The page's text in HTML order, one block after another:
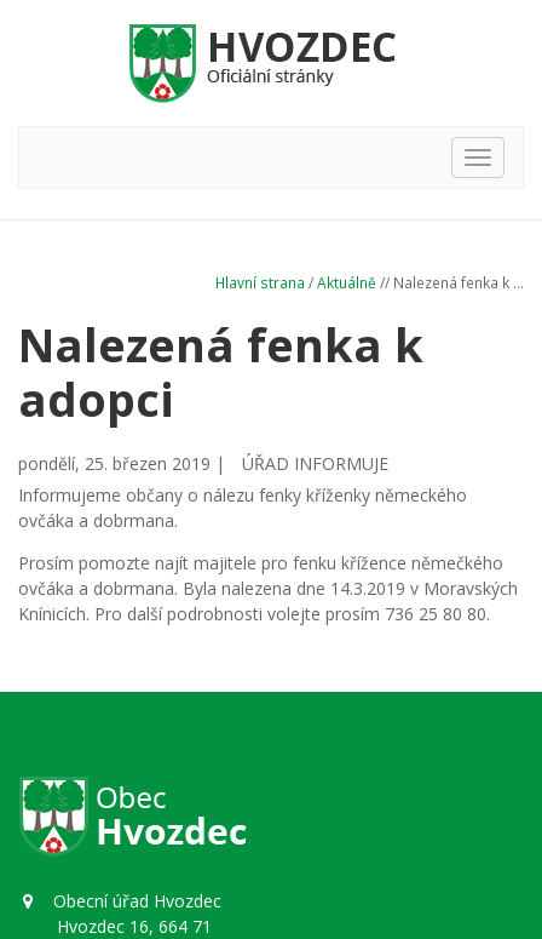
Hlavní
nabídka
Hlavní strana /Aktuálně // Nalezená fenka k ...
Nalezená fenka k
adopci
pondělí, 25. březen 2019 |
ÚŘAD INFORMUJE
Informujeme občany o nálezu fenky kříženky německého
ovčáka a dobrmana.
Prosím pomozte najít majitele pro fenku křížence němečkého
ovčáka a dobrmana. Byla nalezena dne 14.3.2019 v Moravských
Knínicích. Pro další podrobnosti volejte prosím 736 25 80 80.
Obecní úřad Hvozdec
Hvozdec 16, 664 71